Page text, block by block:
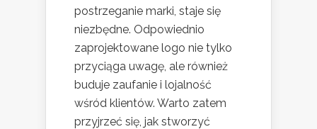
postrzeganie marki, staje się
niezbędne. Odpowiednio
zaprojektowane logo nie tylko
przyciąga uwagę, ale również
buduje zaufanie i lojalność
wśród klientów. Warto zatem
przyjrzeć się, jak stworzyć